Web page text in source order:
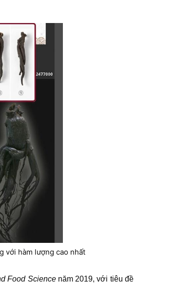
với hàm lượng cao nhất
Food Sciencenăm 2019, với tiêu đề